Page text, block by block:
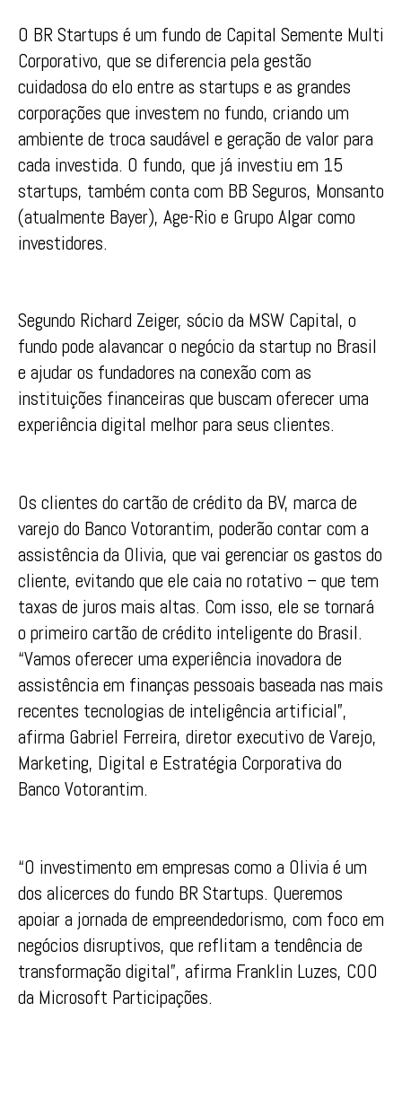
O BR Startups é um fundo de Capital Semente Multi
Corporativo, que se diferencia pela gestão
cuidadosa do elo entre as startups e as grandes
corporações que investem no fundo, criando um
ambiente de troca saudável e geração de valor para
cada investida. O fundo, que já investiu em 15
startups, também conta com BB Seguros, Monsanto
(atualmente Bayer), Age-Rio e Grupo Algar como
investidores.
Segundo Richard Zeiger, sócio da MSW Capital, o
fundo pode alavancar o negócio da startup no Brasil
e ajudar os fundadores na conexão com as
instituições financeiras que buscam oferecer uma
experiência digital melhor para seus clientes.
Os clientes do cartão de crédito da BV, marca de
varejo do Banco Votorantim, poderão contar com a
assistência da Olivia, que vai gerenciar os gastos do
cliente, evitando que ele caia no rotativo – que tem
taxas de juros mais altas. Com isso, ele se tornará
o primeiro cartão de crédito inteligente do Brasil.
“Vamos oferecer uma experiência inovadora de
assistência em finanças pessoais baseada nas mais
recentes tecnologias de inteligência artificial”,
afirma Gabriel Ferreira, diretor executivo de Varejo,
Marketing, Digital e Estratégia Corporativa do
Banco Votorantim.
“O investimento em empresas como a Olivia é um
dos alicerces do fundo BR Startups. Queremos
apoiar a jornada de empreendedorismo, com foco em
negócios disruptivos, que reflitam a tendência de
transformação digital”, afirma Franklin Luzes, COO
da Microsoft Participações.